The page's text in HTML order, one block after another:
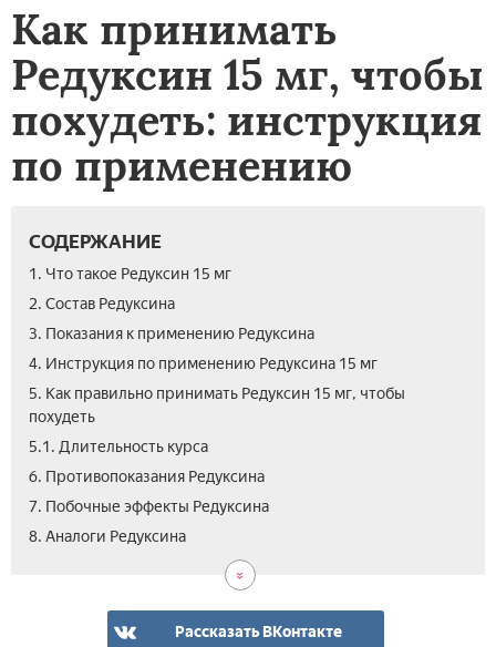
Как принимать
Редуксин 15 мг, чтобы
похудеть: инструкция
по применению
СОДЕРЖАНИЕ
1. Что такое Редуксин 15 мг
2. Состав Редуксина
3. Показания к применению Редуксина
4. Инструкция по применению Редуксина 15 мг
5. Как правильно принимать Редуксин 15 мг, чтобы
похудеть
5.1. Длительность курса
6. Противопоказания Редуксина
7. Побочные эффекты Редуксина
8. Аналоги Редуксина
Рассказать ВКонтакте